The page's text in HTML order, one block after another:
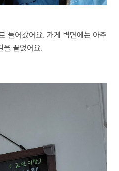
들어갔어요. 가게 벽면에는 아주
을 끌었어요.